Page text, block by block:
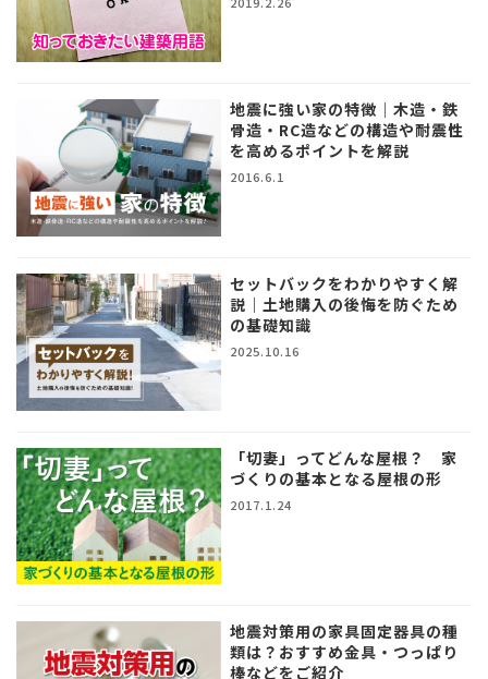
地震に強い家の特徴｜木造・鉄
骨造・RC造などの構造や耐震性
を高めるポイントを解説
2016.6.1
セットバックをわかりやすく解
説｜土地購入の後悔を防ぐため
の基礎知識
2025.10.16
「切妻」ってどんな屋根？ 家
づくりの基本となる屋根の形
2017.1.24
地震対策用の家具固定器具の種
類は？おすすめ金具・つっぱり
棒などをご紹介